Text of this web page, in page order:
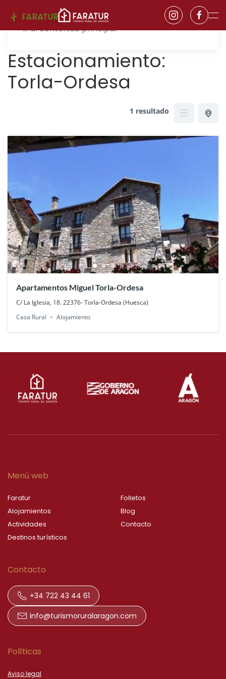
Ir al contenido principal
Estacionamiento:
Torla-Ordesa
1 resultado
Apartamentos Miguel Torla-Ordesa
C/ La Iglesia, 18. 22376- Torla-Ordesa (Huesca)
Casa Rural
Alojamiento
Menú web
Faratur
Alojamientos
Actividades
Destinos turísticos
Folletos
Blog
Contacto
Contacto
+34 722 43 44 61
info@turismoruralaragon.com
Políticas
Aviso legal